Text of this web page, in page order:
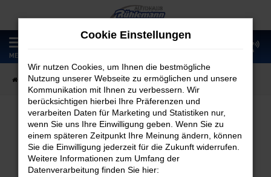
Zum
Hauptinhalt
springen
MENÜ
Startseite Fahrzeugangebote Fahrzeugmarkt
Fahrzeugmarkt
Cookie Einstellungen
Wir nutzen Cookies, um Ihnen die bestmögliche
Nutzung unserer Webseite zu ermöglichen und unsere
Kommunikation mit Ihnen zu verbessern. Wir
berücksichtigen hierbei Ihre Präferenzen und
verarbeiten Daten für Marketing und Statistiken nur,
wenn Sie uns Ihre Einwilligung geben. Wenn Sie zu
einem späteren Zeitpunkt Ihre Meinung ändern, können
Sie die Einwilligung jederzeit für die Zukunft widerrufen.
Weitere Informationen zum Umfang der
Datenverarbeitung finden Sie hier: